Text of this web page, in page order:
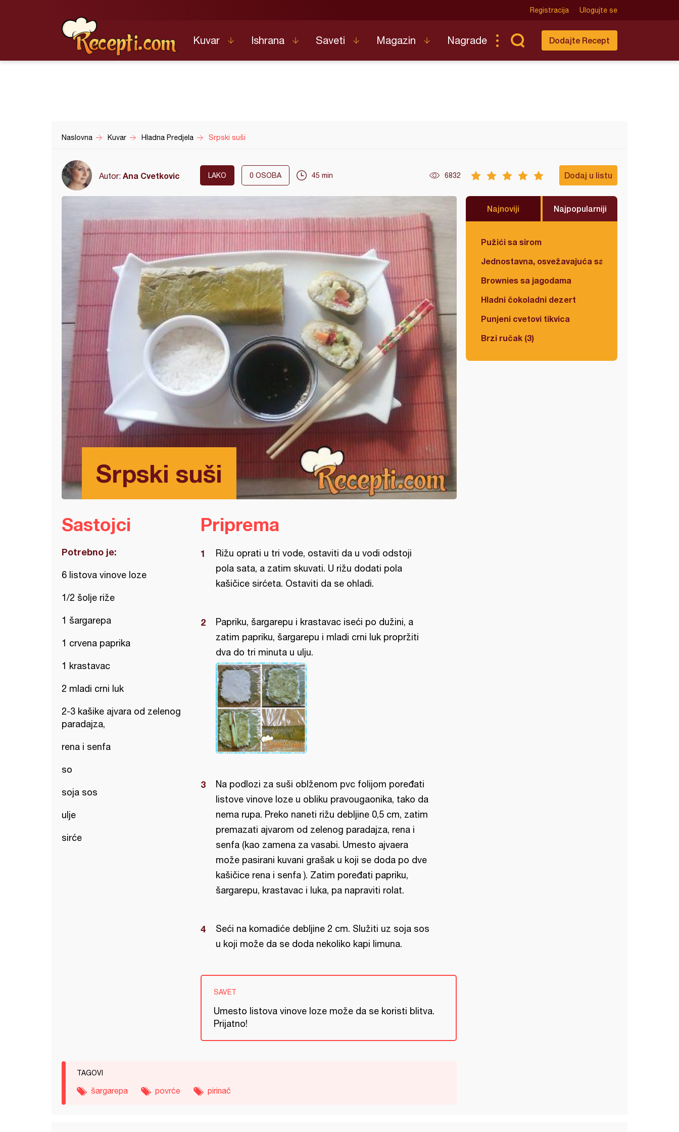
Registracija Ulogujte se
Kuvar Ishrana Saveti Magazin Nagrade Dodajte Recept
Naslovna Kuvar Hladna Predjela Srpski suši
Autor: Ana Cvetkovic LAKO 0 OSOBA 45 min 6832 Dodaj u listu
Srpski suši
Najnoviji Najpopularniji
Pužići sa sirom
Jednostavna, osvežavajuća salata
Brownies sa jagodama
Hladni čokoladni dezert
Punjeni cvetovi tikvica
Brzi ručak (3)
Sastojci
Potrebno je:
6 listova vinove loze
1/2 šolje riže
1 šargarepa
1 crvena paprika
1 krastavac
2 mladi crni luk
2-3 kašike ajvara od zelenog
paradajza,
rena i senfa
so
soja sos
ulje
sirće
Priprema
Rižu oprati u tri vode, ostaviti da u vodi odstoji
pola sata, a zatim skuvati. U rižu dodati pola
kašičice sirćeta. Ostaviti da se ohladi.
Papriku, šargarepu i krastavac iseći po dužini, a
zatim papriku, šargarepu i mladi crni luk propržiti
dva do tri minuta u ulju.
Na podlozi za suši oblženom pvc folijom poređati
listove vinove loze u obliku pravougaonika, tako da
nema rupa. Preko naneti rižu debljine 0,5 cm, zatim
premazati ajvarom od zelenog paradajza, rena i
senfa (kao zamena za vasabi. Umesto ajvaera
može pasirani kuvani grašak u koji se doda po dve
kašičice rena i senfa ). Zatim poređati papriku,
šargarepu, krastavac i luka, pa napraviti rolat.
Seći na komadiće debljine 2 cm. Služiti uz soja sos
u koji može da se doda nekoliko kapi limuna.
SAVET
Umesto listova vinove loze može da se koristi blitva.
Prijatno!
TAGOVI
šargarepa povrće pirinač